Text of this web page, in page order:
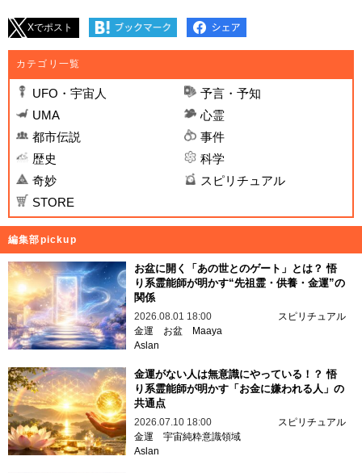
Xでポスト
カテゴリ一覧
UFO・宇宙人
予言・予知
UMA
心霊
都市伝説
事件
歴史
科学
奇妙
スピリチュアル
STORE
編集部pickup
お盆に開く「あの世とのゲート」とは？ 悟
り系霊能師が明かす“先祖霊・供養・金運”の
関係
2026.08.01 18:00
スピリチュアル
金運
お盆
Maaya
Aslan
金運がない人は無意識にやっている！？ 悟
り系霊能師が明かす「お金に嫌われる人」の
共通点
2026.07.10 18:00
スピリチュアル
金運 宇宙純粋意識領域
Aslan